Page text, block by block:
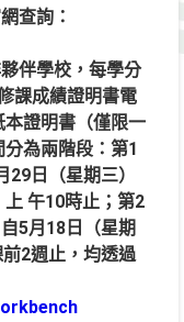
查詢：
伴學校，每學分
課成績證明書電
證明書（僅限一
為兩階段：第1
日（星期三）
午10時止；第2
5月18日（星期
2週止，均透過